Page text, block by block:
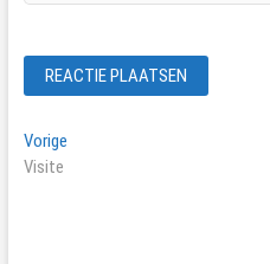
Bericht
navigatie
VorigeVorig
Visite